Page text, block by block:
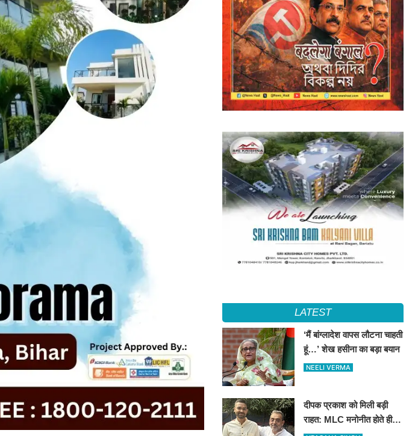
LATEST
‘मैं बांग्लादेश वापस लौटना चाहती
हूं…’ शेख हसीना का बड़ा बयान
NEELI VERMA
दीपक प्रकाश को मिली बड़ी
राहत: MLC मनोनीत होते ही